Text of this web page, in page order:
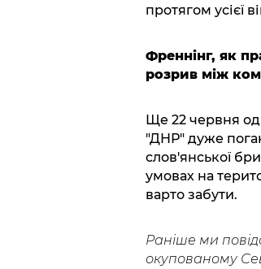
протягом усієї
Френнінг, як
розрив між
Ще 22 червня
"ДНР" дуже
слов'янської
умовах на
варто забути.
Раніше ми
окупованому